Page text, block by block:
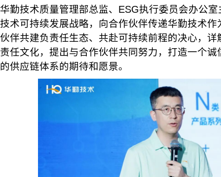
华勤技术质量管理部总监、ESG执行委员会办公
技术可持续发展战略，向合作伙伴传递华勤技术
伙伴共建负责任生态、共赴可持续前程的决心，详
责任文化，提出与合作伙伴共同努力，打造一个
的供应链体系的期待和愿景。